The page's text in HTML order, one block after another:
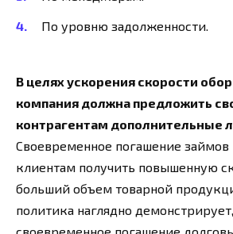
По уровню задолженности.
В целях ускорения скорости
компания должна предложить
контрагентам дополнительные
Своевременное погашение займов
клиентам получить повышенную
больший объем товарной
политика наглядно